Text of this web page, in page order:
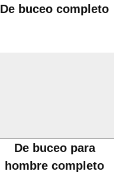
De buceo completo
De buceo para
hombre completo